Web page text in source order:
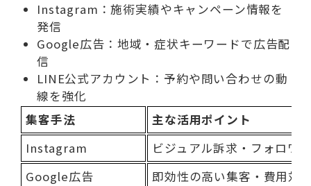
Instagram：施術実績やキャンペーン情報を
発信
Google広告：地域・症状キーワードで広告配
信
LINE公式アカウント：予約や問い合わせの動
線を強化
集客手法
主な活用ポイント
Instagram
ビジュアル訴求・フォロワ
Google広告
即効性の高い集客・費用対